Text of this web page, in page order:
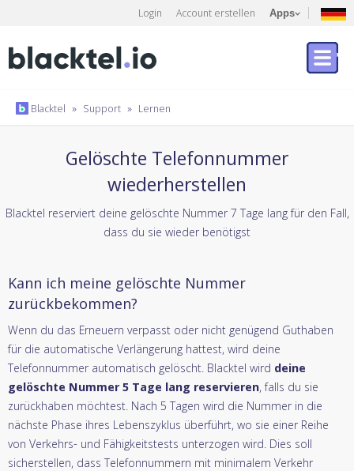
Login Account erstellen Apps
Blacktel » Support » Lernen
Gelöschte Telefonnummer
wiederherstellen
Blacktel reserviert deine gelöschte Nummer 7 Tage lang für den Fall,
dass du sie wieder benötigst
Kann ich meine gelöschte Nummer
zurückbekommen?
Wenn du das Erneuern verpasst oder nicht genügend Guthaben
für die automatische Verlängerung hattest, wird deine
Telefonnummer automatisch gelöscht. Blacktel wird deine
gelöschte Nummer 5 Tage lang reservieren, falls du sie
zurückhaben möchtest. Nach 5 Tagen wird die Nummer in die
nächste Phase ihres Lebenszyklus überführt, wo sie einer Reihe
von Verkehrs- und Fähigkeitstests unterzogen wird. Dies soll
sicherstellen, dass Telefonnummern mit minimalem Verkehr